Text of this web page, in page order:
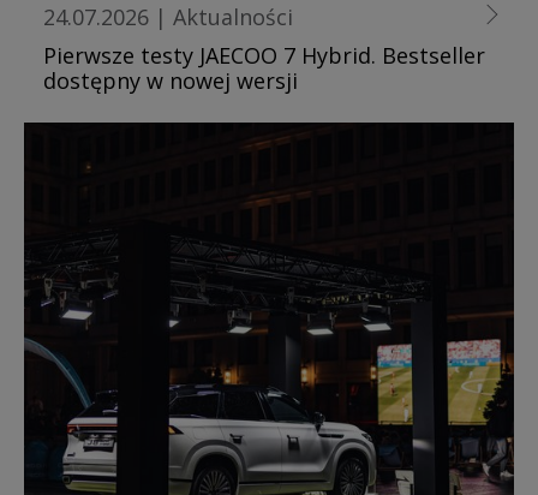
24.07.2026 | Aktualności
Pierwsze testy JAECOO 7 Hybrid. Bestseller
dostępny w nowej wersji